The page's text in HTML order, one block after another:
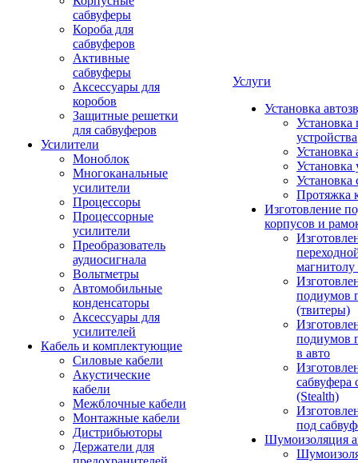
сабвуферы
Короба для
сабвуферов
Активные
сабвуферы
Аксессуары для
коробов
Защитные решетки
для сабвуферов
Усилители
Моноблок
Многоканальные
усилители
Процессоры
Процессорные
усилители
Преобразователь
аудиосигнала
Вольтметры
Автомобильные
конденсаторы
Аксессуары для
усилителей
Кабель и комплектующие
Силовые кабели
Акустические
кабели
Межблочные кабели
Монтажные кабели
Дистрибьюторы
Держатели для
Услуги
Установка
Установка
устройства
Установка
Установка
Установка
Протяжка
Изготовление
корпусов и
подиумов
(твитеры)
подиумов
в авто
сабвуфера
(Stealth)
под
Шумоизоляция